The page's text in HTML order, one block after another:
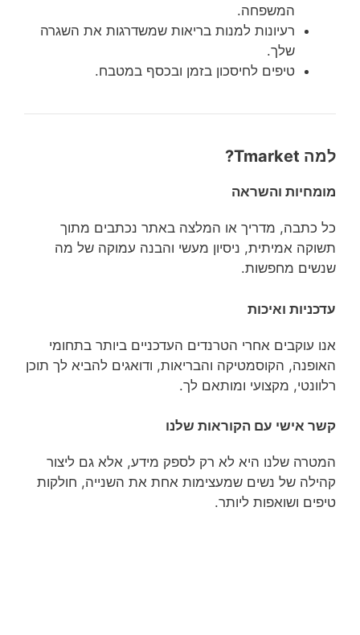
המשפחה.
רעיונות למנות בריאות שמשדרגות את השגרה
שלך.
טיפים לחיסכון בזמן ובכסף במטבח.
למה Tmarket?
מומחיות והשראה
כל כתבה, מדריך או המלצה באתר נכתבים מתוך
תשוקה אמיתית, ניסיון מעשי והבנה עמוקה של מה
שנשים מחפשות.
עדכניות ואיכות
אנו עוקבים אחרי הטרנדים העדכניים ביותר בתחומי
האופנה, הקוסמטיקה והבריאות, ודואגים להביא לך תוכן
רלוונטי, מקצועי ומותאם לך.
קשר אישי עם הקוראות שלנו
המטרה שלנו היא לא רק לספק מידע, אלא גם ליצור
קהילה של נשים שמעצימות אחת את השנייה, חולקות
טיפים ושואפות ליותר.